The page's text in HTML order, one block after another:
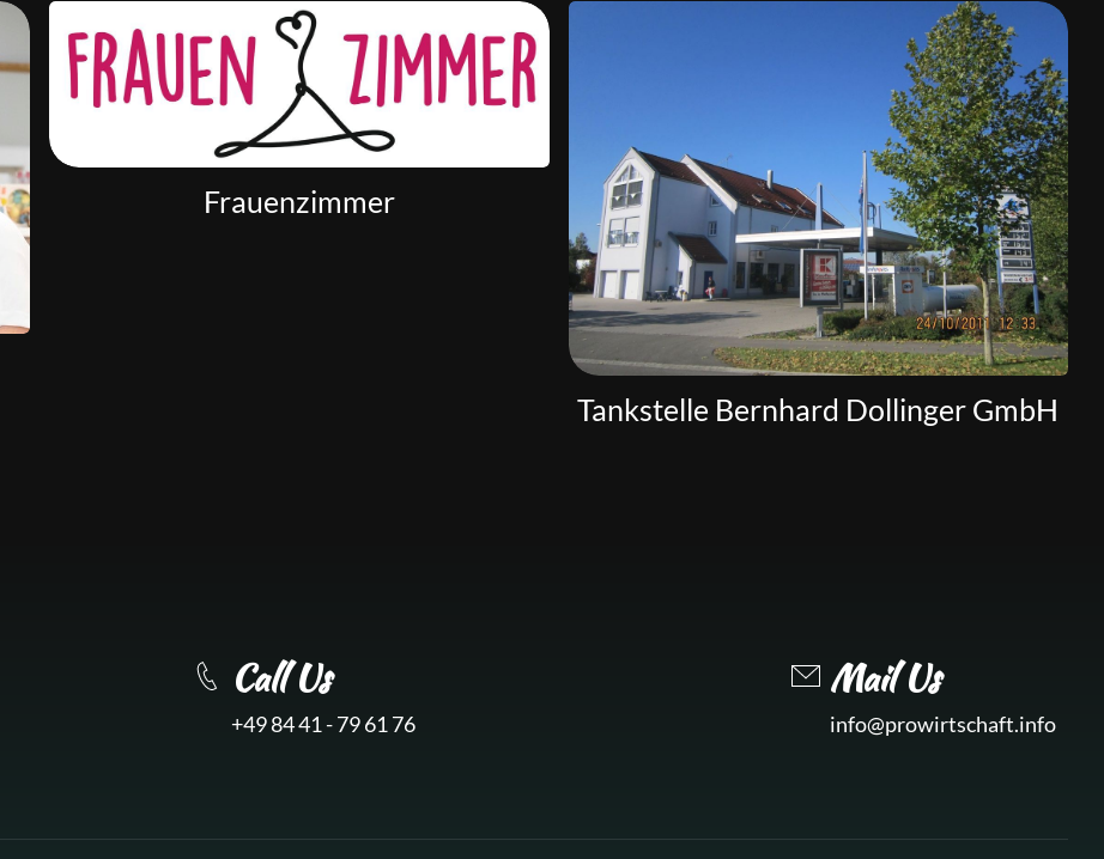
Frauenzimmer
Tankstelle Bernhard Dollinger GmbH
Call Us
+49 84 41 - 79 61 76
Mail Us
info@prowirtschaft.info